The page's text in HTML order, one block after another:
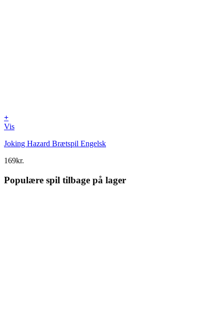
+
Vis
Joking Hazard Brætspil Engelsk
169kr.
Populære spil tilbage på lager